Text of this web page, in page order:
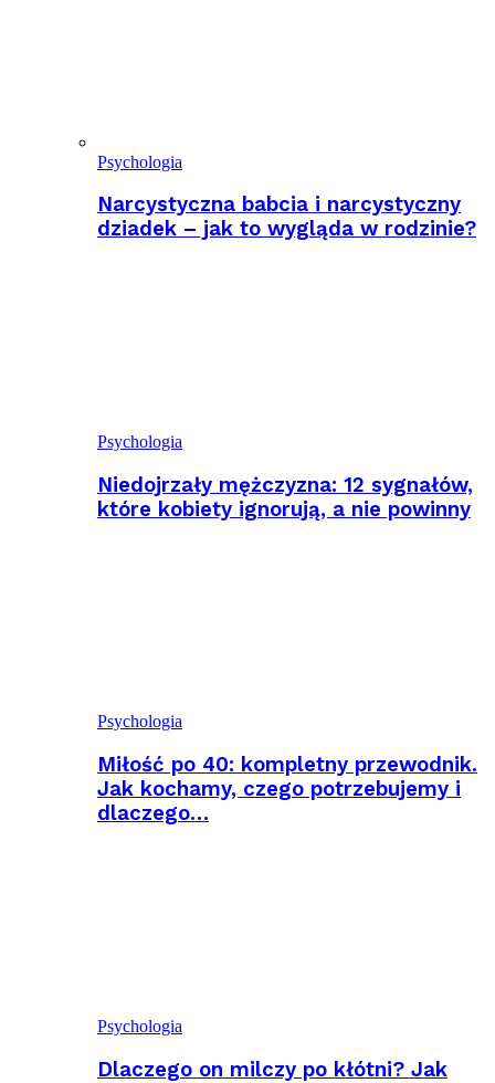
Psychologia
Narcystyczna babcia i narcystyczny
dziadek – jak to wygląda w rodzinie?
Psychologia
Niedojrzały mężczyzna: 12 sygnałów,
które kobiety ignorują, a nie powinny
Psychologia
Miłość po 40: kompletny przewodnik.
Jak kochamy, czego potrzebujemy i
dlaczego…
Psychologia
Dlaczego on milczy po kłótni? Jak